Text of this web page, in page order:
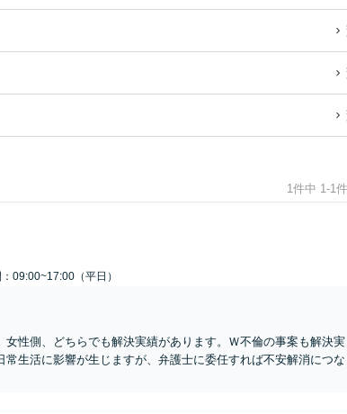
すめです。
1件中 1-1
09:00~17:00（平日）
女性側、どちらでも解決実績があります。Ｗ不倫の事案も解決実
生活に影響が生じますが、弁護士に委任すれば不安解消につな